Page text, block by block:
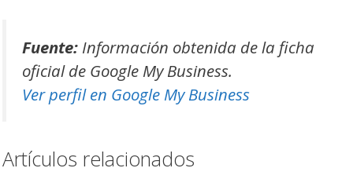
Fuente: Información obtenida de la ficha
oficial de Google My Business.
Ver perfil en Google My Business
Artículos relacionados